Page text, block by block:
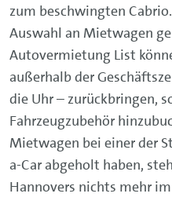
zum beschwingten
Auswahl an Mietwagen
Autovermietung List
außerhalb der
die Uhr – zurückbringen,
Fahrzeugzubehör
Mietwagen bei einer der
a-Car abgeholt haben,
Hannovers nichts mehr